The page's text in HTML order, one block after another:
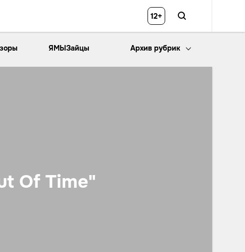
12+
ЯМЫЗайцы Архив рубрик
Of Time"